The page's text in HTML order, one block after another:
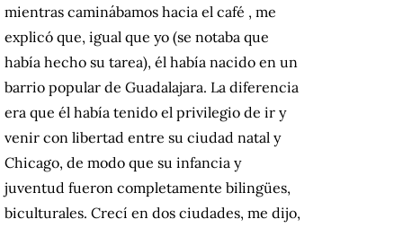
mientras caminábamos hacia el café , me
explicó que, igual que yo (se notaba que
había hecho su tarea), él había nacido en un
barrio popular de Guadalajara. La diferencia
era que él había tenido el privilegio de ir y
venir con libertad entre su ciudad natal y
Chicago, de modo que su infancia y
juventud fueron completamente bilingües,
biculturales. Crecí en dos ciudades, me dijo,